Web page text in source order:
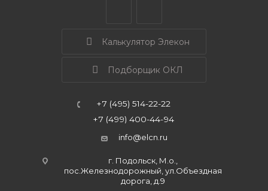
Калькулятор Элекон
Подборщик ОКЛ
+7 (495) 514-22-22
+7 (499) 400-44-94
info@elcn.ru
г. Подольск, М.о.,
пос.Железнодорожный, ул.Объездная
дорога, д.9